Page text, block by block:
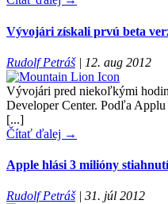
Vývojári získali prvú beta
Rudolf Petráš| 12. aug 2012
Vývojári pred niekoľkými
Developer Center. Podľa
[...]
Čítať ďalej →
Apple hlási 3 milióny
Rudolf Petráš| 31. júl 2012